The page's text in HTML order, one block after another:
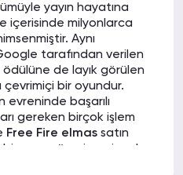
20:59
rağmen her
Ödeme
güvenilir.
08:44
yayın hayatına
içerisinde milyonlarca
Aynı
tarafından verilen
ödülüne de layık görülen
çevrimiçi bir oyundur.
evreninde başarılı
gereken birçok işlem
Free Fire elmas satın
oyun süreci geçirmek